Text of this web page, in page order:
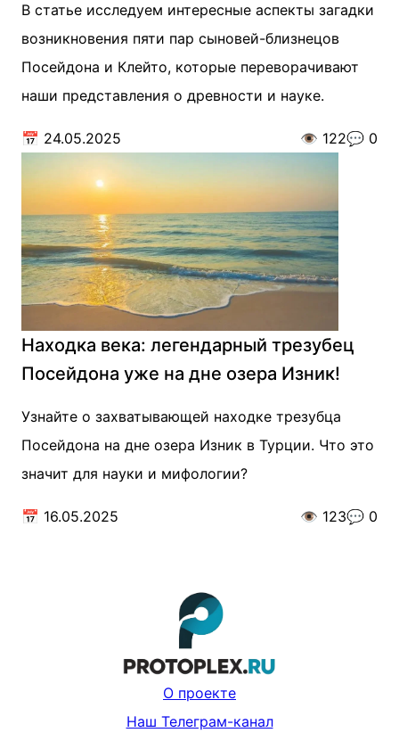
В статье исследуем интересные аспекты загадки
возникновения пяти пар сыновей-близнецов
Посейдона и Клейто, которые переворачивают
наши представления о древности и науке.
📅 24.05.2025 👁️ 122💬 0
Находка века: легендарный трезубец
Посейдона уже на дне озера Изник!
Узнайте о захватывающей находке трезубца
Посейдона на дне озера Изник в Турции. Что это
значит для науки и мифологии?
📅 16.05.2025 👁️ 123💬 0
О проекте
Наш Телеграм-канал